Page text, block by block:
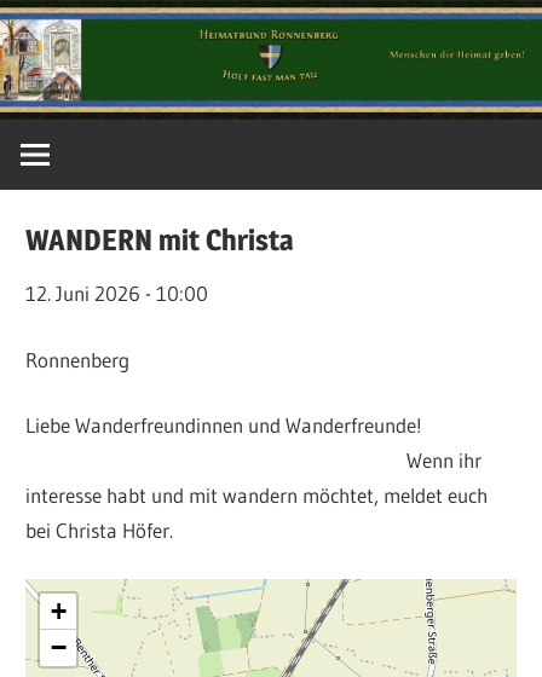
Zum
Inhalt
springen
Calenberger
WANDERN mit Christa
12. Juni 2026 - 10:00
Ronnenberg
Liebe Wanderfreundinnen und Wanderfreunde!
Wenn ihr
interesse habt und mit wandern möchtet, meldet euch
bei Christa Höfer.
+
−